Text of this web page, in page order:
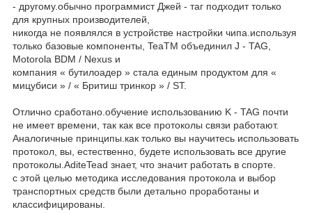
- другому.обычно программист Джей - таг подходит только
для крупных производителей,
никогда не появлялся в устройстве настройки чипа.используя
только базовые компоненты, TeaTM объединил J - TAG,
Motorola BDM / Nexus и
компания « бутилоадер » стала единым продуктом для «
мицубиси » / « Бритиш тринкор » / ST.
Отлично сработано.обучение использованию K - TAG почти
не имеет времени, так как все протоколы связи работают.
Аналогичные принципы.как только вы научитесь использовать
протокол, вы, естественно, будете использовать все другие
протоколы.AditeTead знает, что значит работать в спорте.
с этой целью методика исследования протокола и выбор
транспортных средств были детально проработаны и
классифицированы.